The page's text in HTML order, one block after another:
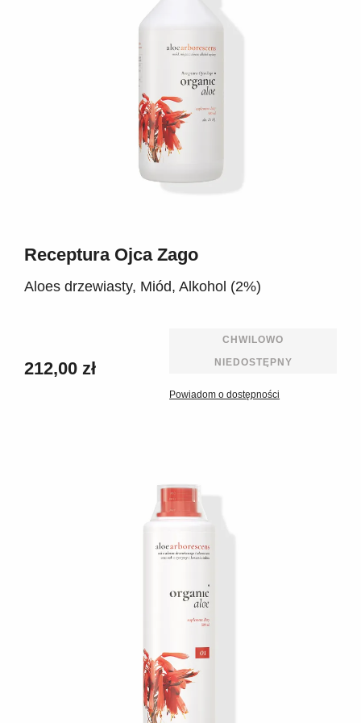
Receptura Ojca Zago
Aloes drzewiasty, Miód, Alkohol (2%)
212,00 zł
CHWILOWO
NIEDOSTĘPNY
Powiadom o dostępności